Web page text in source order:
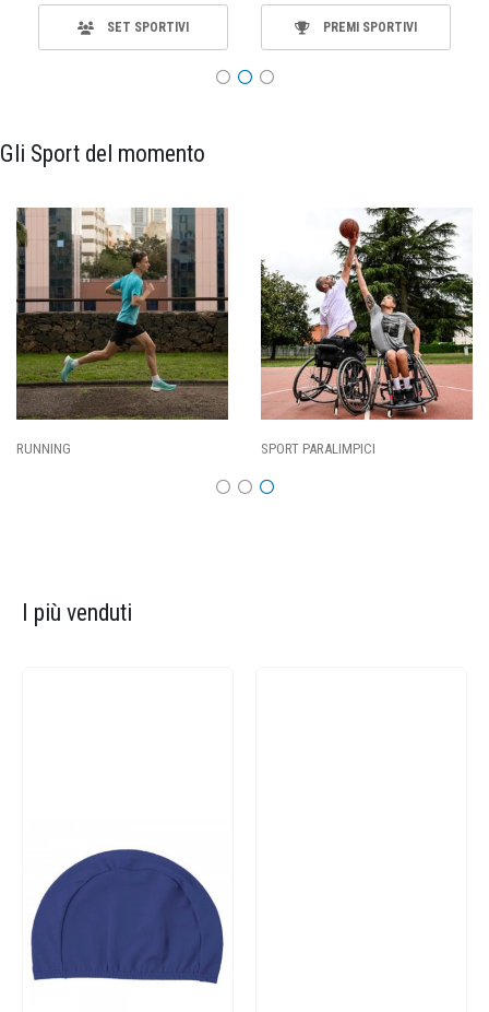
SET SPORTIVI PREMI SPORTIVI
Gli Sport del momento
RUNNING SPORT PARALIMPICI
I più venduti